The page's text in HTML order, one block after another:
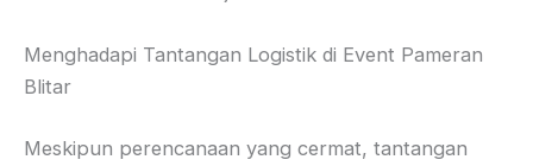
Menghadapi Tantangan Logistik di Event Pameran
Blitar
Meskipun perencanaan yang cermat, tantangan